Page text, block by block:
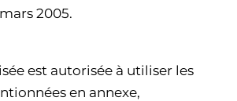
2005.
est autorisée à utiliser les
en annexe,